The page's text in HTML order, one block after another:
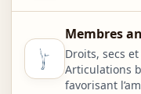
Membres
Droits, secs
Articulations
favorisant